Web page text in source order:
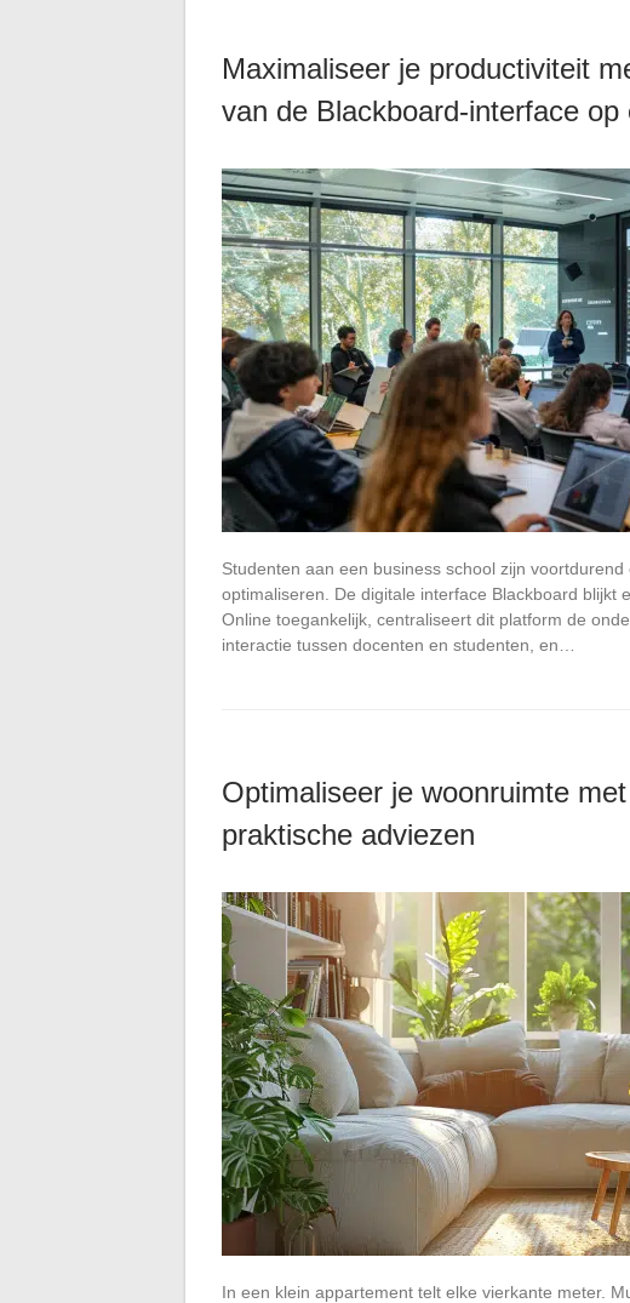
Maximaliseer je productiviteit
van de Blackboard-interface
Studenten aan een business school zijn
optimaliseren. De digitale interface Blackboard blijkt
Online toegankelijk, centraliseert dit platform de
interactie tussen docenten en studenten, en…
Optimaliseer je woonruimte
praktische adviezen
In een klein appartement telt elke vierkante meter.